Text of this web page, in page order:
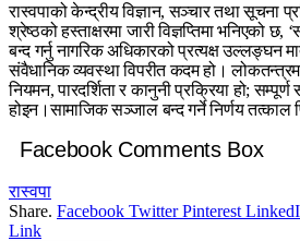
रास्वपाको केन्द्रीय विज्ञान, सञ्चार तथा सूचना
श्रेष्ठको हस्ताक्षरमा जारी विज्ञप्तिमा भनिएको
बन्द गर्नु नागरिक अधिकारको प्रत्यक्ष उल्लङ्घन
संवैधानिक व्यवस्था विपरीत कदम हो।
नियमन, पारदर्शिता र कानुनी प्रक्रिया हो; सम्पूर्ण
होइन।सामाजिक सञ्जाल बन्द गर्ने निर्णय तत्काल
Facebook Comments Box
रास्वपा
Share. Facebook Twitter Pinterest
Link